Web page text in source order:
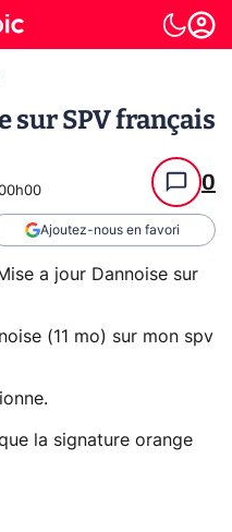
sur SPV français
0
Ajoutez-nous en favori
a jour Dannoise sur
(11 mo) sur mon spv
la signature orange